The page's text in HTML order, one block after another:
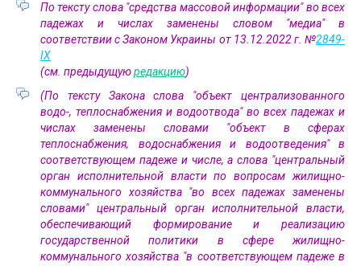
По тексту слова "средства массовой информации" во всех
падежах и числах заменены словом "медиа" в
соответствии с Законом Украины от 13.12.2022 г. №2849-
IX
(см. предыдущуюредакцию)
(По тексту Закона слова "объект централизованного
водо-, теплоснабжения и водоотвода" во всех падежах и
числах заменены словами "объект в сферах
теплоснабжения, водоснабжения и водоотведения" в
соответствующем падеже и числе, а слова "центральный
орган исполнительной власти по вопросам жилищно-
коммунального хозяйства "во всех падежах заменены
словами" центральный орган исполнительной власти,
обеспечивающий формирование и реализацию
государственной политики в сфере жилищно-
коммунального хозяйства "в соответствующем падеже в